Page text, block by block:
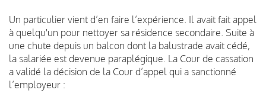
Un particulier vient d’en faire l’expérience. Il avait fait appel
à quelqu'un pour nettoyer sa résidence secondaire. Suite à
une chute depuis un balcon dont la balustrade avait cédé,
la salariée est devenue paraplégique. La Cour de cassation
a validé la décision de la Cour d’appel qui a sanctionné
l’employeur :